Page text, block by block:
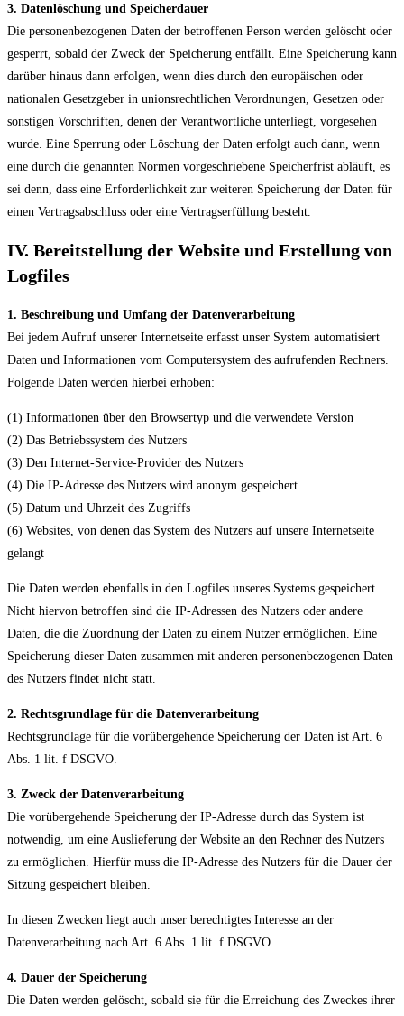
3. Datenlöschung und Speicherdauer
Die personenbezogenen Daten der betroffenen Person werden gelöscht oder
gesperrt, sobald der Zweck der Speicherung entfällt. Eine Speicherung kann
darüber hinaus dann erfolgen, wenn dies durch den europäischen oder
nationalen Gesetzgeber in unionsrechtlichen Verordnungen, Gesetzen oder
sonstigen Vorschriften, denen der Verantwortliche unterliegt, vorgesehen
wurde. Eine Sperrung oder Löschung der Daten erfolgt auch dann, wenn
eine durch die genannten Normen vorgeschriebene Speicherfrist abläuft, es
sei denn, dass eine Erforderlichkeit zur weiteren Speicherung der Daten für
einen Vertragsabschluss oder eine Vertragserfüllung besteht.
IV. Bereitstellung der Website und Erstellung von
Logfiles
1. Beschreibung und Umfang der Datenverarbeitung
Bei jedem Aufruf unserer Internetseite erfasst unser System automatisiert
Daten und Informationen vom Computersystem des aufrufenden Rechners.
Folgende Daten werden hierbei erhoben:
(1) Informationen über den Browsertyp und die verwendete Version
(2) Das Betriebssystem des Nutzers
(3) Den Internet-Service-Provider des Nutzers
(4) Die IP-Adresse des Nutzers wird anonym gespeichert
(5) Datum und Uhrzeit des Zugriffs
(6) Websites, von denen das System des Nutzers auf unsere Internetseite
gelangt
Die Daten werden ebenfalls in den Logfiles unseres Systems gespeichert.
Nicht hiervon betroffen sind die IP-Adressen des Nutzers oder andere
Daten, die die Zuordnung der Daten zu einem Nutzer ermöglichen. Eine
Speicherung dieser Daten zusammen mit anderen personenbezogenen Daten
des Nutzers findet nicht statt.
2. Rechtsgrundlage für die Datenverarbeitung
Rechtsgrundlage für die vorübergehende Speicherung der Daten ist Art. 6
Abs. 1 lit. f DSGVO.
3. Zweck der Datenverarbeitung
Die vorübergehende Speicherung der IP-Adresse durch das System ist
notwendig, um eine Auslieferung der Website an den Rechner des Nutzers
zu ermöglichen. Hierfür muss die IP-Adresse des Nutzers für die Dauer der
Sitzung gespeichert bleiben.
In diesen Zwecken liegt auch unser berechtigtes Interesse an der
Datenverarbeitung nach Art. 6 Abs. 1 lit. f DSGVO.
4. Dauer der Speicherung
Die Daten werden gelöscht, sobald sie für die Erreichung des Zweckes ihrer